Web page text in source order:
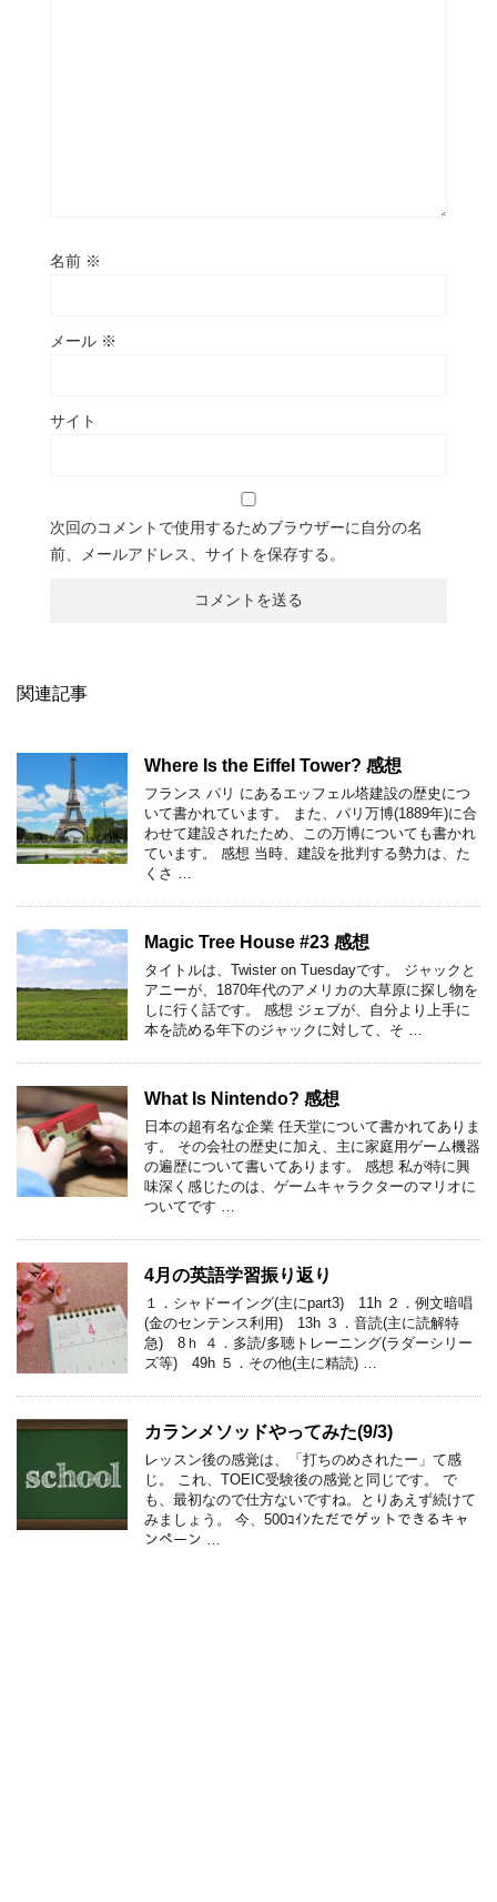
名前 ※
メール ※
サイト
次回のコメントで使用するためブラウザーに自分の名
前、メールアドレス、サイトを保存する。
関連記事
Where Is the Eiffel Tower? 感想
フランス パリ にあるエッフェル塔建設の歴史につ
いて書かれています。 また、パリ万博(1889年)に合
わせて建設されたため、この万博についても書かれ
ています。 感想 当時、建設を批判する勢力は、た
くさ …
Magic Tree House #23 感想
タイトルは、Twister on Tuesdayです。 ジャックと
アニーが、1870年代のアメリカの大草原に探し物を
しに行く話です。 感想 ジェブが、自分より上手に
本を読める年下のジャックに対して、そ …
What Is Nintendo? 感想
日本の超有名な企業 任天堂について書かれてありま
す。 その会社の歴史に加え、主に家庭用ゲーム機器
の遍歴について書いてあります。 感想 私が特に興
味深く感じたのは、ゲームキャラクターのマリオに
ついてです …
4月の英語学習振り返り
１．シャドーイング(主にpart3) 11h ２．例文暗唱
(金のセンテンス利用) 13h ３．音読(主に読解特
急) 8ｈ ４．多読/多聴トレーニング(ラダーシリー
ズ等) 49h ５．その他(主に精読) …
カランメソッドやってみた(9/3)
レッスン後の感覚は、「打ちのめされたー」て感
じ。 これ、TOEIC受験後の感覚と同じです。 で
も、最初なので仕方ないですね。とりあえず続けて
みましょう。 今、500ｺｲﾝただでゲットできるキャ
ンペーン …